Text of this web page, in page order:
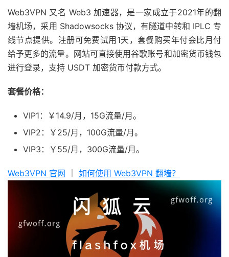
Web3VPN 又名 Web3 加速器，是一家成立于2021年的翻
墙机场，采用 Shadowsocks 协议，有隧道中转和 IPLC 专
线节点提供。注册可免费试用1天，套餐购买年付会比月付
给予更多的流量。网站可直接使用谷歌账号和加密货币钱包
进行登录，支持 USDT 加密货币付款方式。
套餐价格：
VIP1：￥14.9/月，15G流量/月。
VIP2：￥25/月，100G流量/月。
VIP3：￥55/月，300G流量/月。
Web3VPN 官网 如何使用 Web3VPN 翻墙？